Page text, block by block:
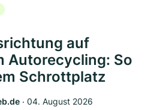
auf
Autorecycling: So
Schrottplatz
‧ 04. August 2026